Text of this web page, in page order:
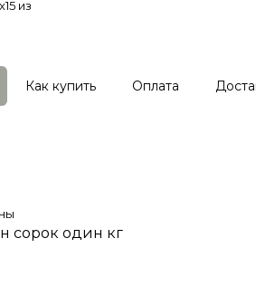
из
Как купить Оплата
сорок один кг